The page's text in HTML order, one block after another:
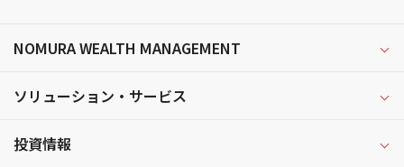
NOMURA WEALTH MANAGEMENT
ソリューション・サービス
投資情報